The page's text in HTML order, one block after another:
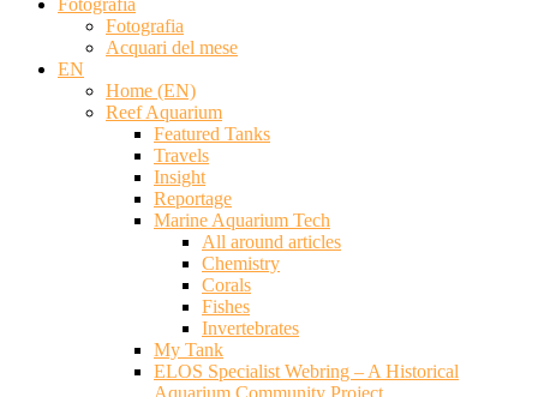
Fotografia
Fotografia
Acquari del mese
EN
Home (EN)
Reef Aquarium
Featured Tanks
Travels
Insight
Reportage
Marine Aquarium Tech
All around articles
Chemistry
Corals
Fishes
Invertebrates
My Tank
ELOS Specialist Webring – A Historical
Aquarium Community Project